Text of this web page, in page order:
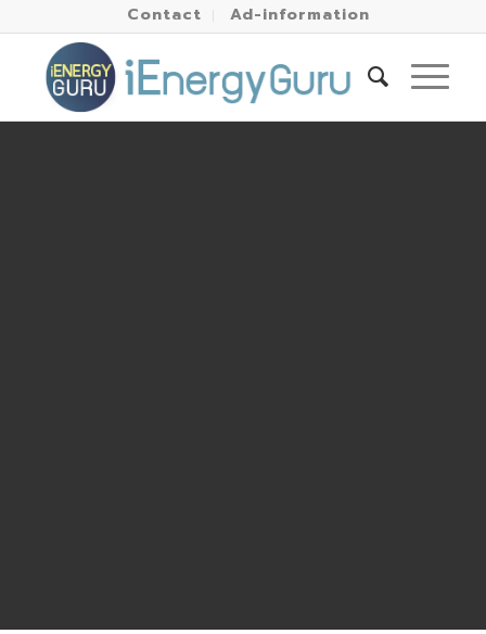
Contact Ad-information